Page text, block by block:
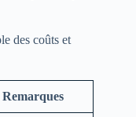
des coûts et
Remarques